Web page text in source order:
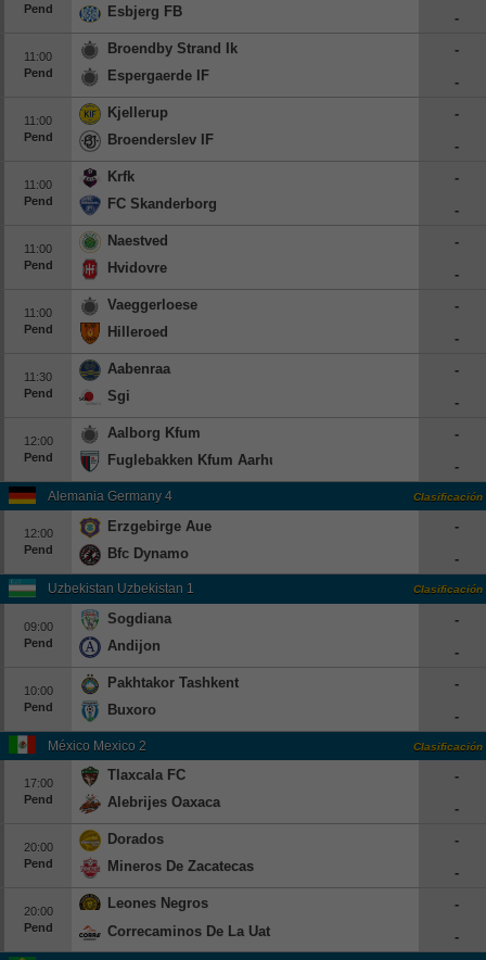
Pend
Esbjerg FB
-
11:00
Pend
Broendby Strand Ik
Espergaerde IF
-
-
11:00
Pend
Kjellerup
Broenderslev IF
-
-
11:00
Pend
Krfk
FC Skanderborg
-
-
11:00
Pend
Naestved
Hvidovre
-
-
11:00
Pend
Vaeggerloese
Hilleroed
-
-
11:30
Pend
Aabenraa
Sgi
-
-
12:00
Pend
Aalborg Kfum
Fuglebakken Kfum Aarhus
-
-
Alemania Germany 4 Clasificación
12:00
Pend
Erzgebirge Aue
Bfc Dynamo
-
-
Uzbekistan Uzbekistan 1 Clasificación
09:00
Pend
Sogdiana
Andijon
-
-
10:00
Pend
Pakhtakor Tashkent
Buxoro
-
-
México Mexico 2 Clasificación
17:00
Pend
Tlaxcala FC
Alebrijes Oaxaca
-
-
20:00
Pend
Dorados
Mineros De Zacatecas
-
-
20:00
Pend
Leones Negros
Correcaminos De La Uat
-
-